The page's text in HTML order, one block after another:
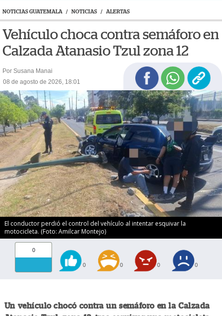
NOTICIAS GUATEMALA / NOTICIAS / ALERTAS
Vehículo choca contra semáforo en
Calzada Atanasio Tzul zona 12
Por Susana Manai
08 de agosto de 2026, 18:01
El conductor perdió el control del vehículo al intentar esquivar la
motocicleta. (Foto: Amilcar Montejo)
0
0 0 0 0
Un vehículo chocó contra un semáforo en la Calzada